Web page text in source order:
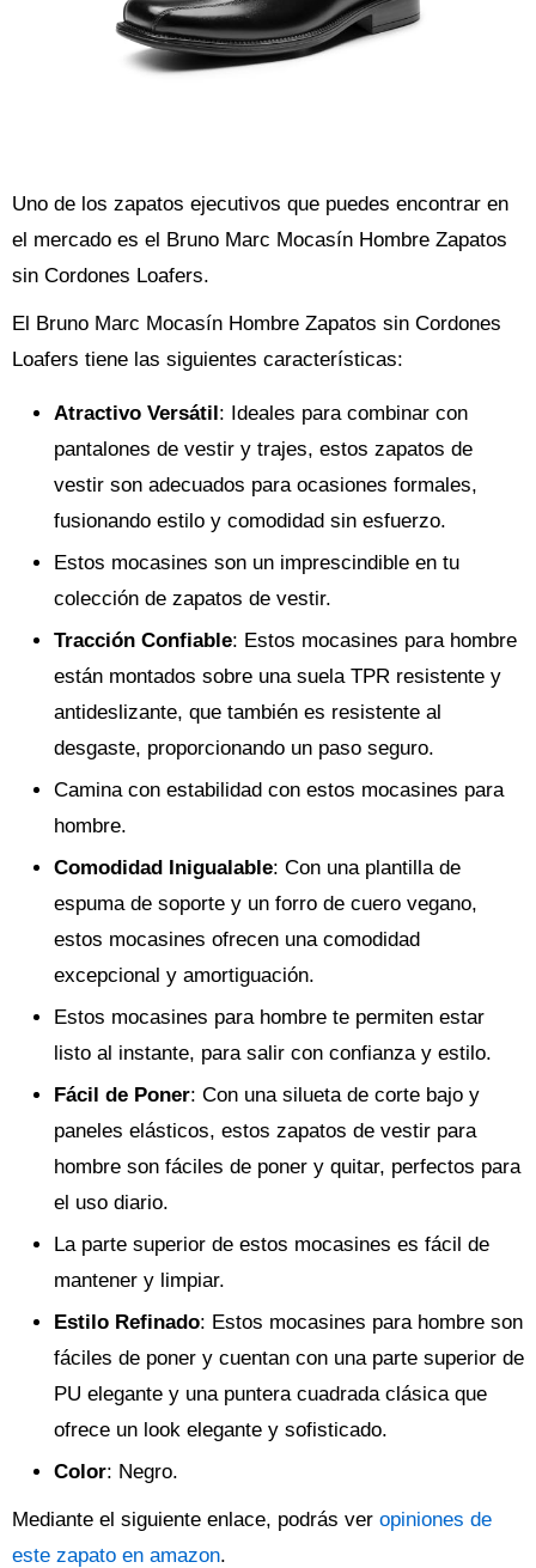
Uno de los zapatos ejecutivos que puedes encontrar en
el mercado es el Bruno Marc Mocasín Hombre Zapatos
sin Cordones Loafers.
El Bruno Marc Mocasín Hombre Zapatos sin Cordones
Loafers tiene las siguientes características:
Atractivo Versátil: Ideales para combinar con
pantalones de vestir y trajes, estos zapatos de
vestir son adecuados para ocasiones formales,
fusionando estilo y comodidad sin esfuerzo.
Estos mocasines son un imprescindible en tu
colección de zapatos de vestir.
Tracción Confiable: Estos mocasines para hombre
están montados sobre una suela TPR resistente y
antideslizante, que también es resistente al
desgaste, proporcionando un paso seguro.
Camina con estabilidad con estos mocasines para
hombre.
Comodidad Inigualable: Con una plantilla de
espuma de soporte y un forro de cuero vegano,
estos mocasines ofrecen una comodidad
excepcional y amortiguación.
Estos mocasines para hombre te permiten estar
listo al instante, para salir con confianza y estilo.
Fácil de Poner: Con una silueta de corte bajo y
paneles elásticos, estos zapatos de vestir para
hombre son fáciles de poner y quitar, perfectos para
el uso diario.
La parte superior de estos mocasines es fácil de
mantener y limpiar.
Estilo Refinado: Estos mocasines para hombre son
fáciles de poner y cuentan con una parte superior de
PU elegante y una puntera cuadrada clásica que
ofrece un look elegante y sofisticado.
Color: Negro.
Mediante el siguiente enlace, podrás ver opiniones de
este zapato en amazon.